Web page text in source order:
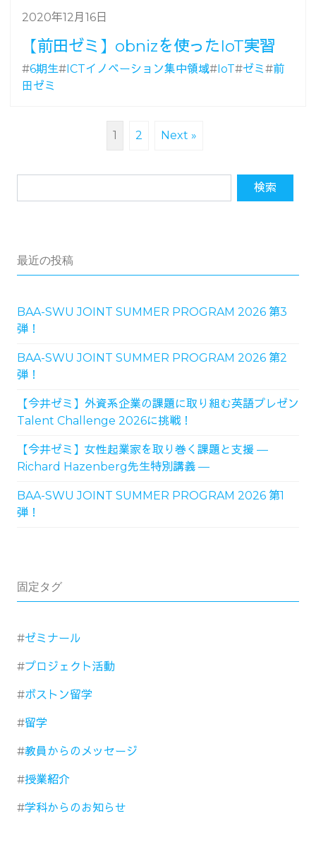
2020年12月16日
【前田ゼミ】obnizを使ったIoT実習
#6期生#ICTイノベーション集中領域#IoT#ゼミ#前
田ゼミ
1 2 Next »
最近の投稿
BAA-SWU JOINT SUMMER PROGRAM 2026 第3
弾！
BAA-SWU JOINT SUMMER PROGRAM 2026 第2
弾！
【今井ゼミ】外資系企業の課題に取り組む英語プレゼン
Talent Challenge 2026に挑戦！
【今井ゼミ】女性起業家を取り巻く課題と支援 ―
Richard Hazenberg先生特別講義 ―
BAA-SWU JOINT SUMMER PROGRAM 2026 第1
弾！
固定タグ
ゼミナール
プロジェクト活動
ボストン留学
留学
教員からのメッセージ
授業紹介
学科からのお知らせ